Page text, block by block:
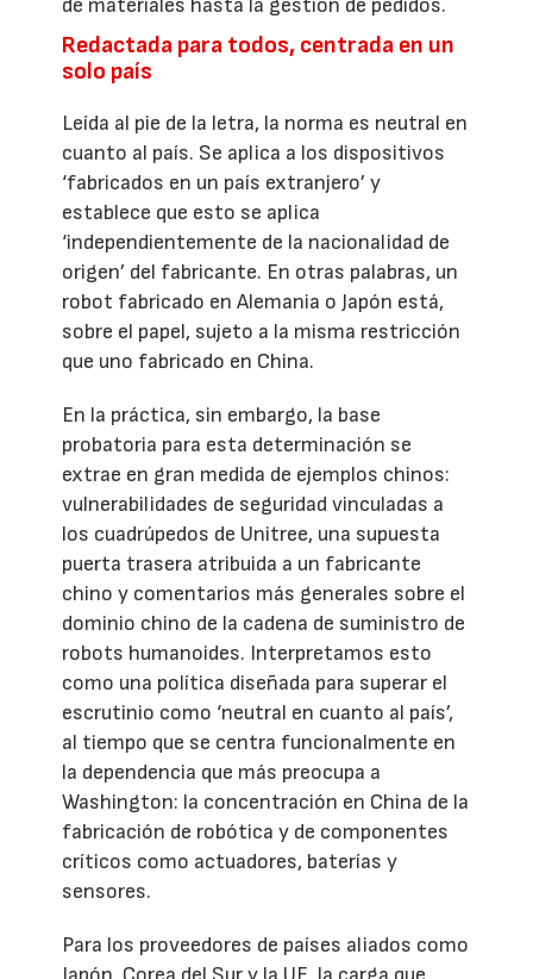
de materiales hasta la gestión de pedidos.
Redactada para todos, centrada en un
solo país
Leída al pie de la letra, la norma es neutral en
cuanto al país. Se aplica a los dispositivos
‘fabricados en un país extranjero’ y
establece que esto se aplica
‘independientemente de la nacionalidad de
origen’ del fabricante. En otras palabras, un
robot fabricado en Alemania o Japón está,
sobre el papel, sujeto a la misma restricción
que uno fabricado en China.
En la práctica, sin embargo, la base
probatoria para esta determinación se
extrae en gran medida de ejemplos chinos:
vulnerabilidades de seguridad vinculadas a
los cuadrúpedos de Unitree, una supuesta
puerta trasera atribuida a un fabricante
chino y comentarios más generales sobre el
dominio chino de la cadena de suministro de
robots humanoides. Interpretamos esto
como una política diseñada para superar el
escrutinio como ‘neutral en cuanto al país’,
al tiempo que se centra funcionalmente en
la dependencia que más preocupa a
Washington: la concentración en China de la
fabricación de robótica y de componentes
críticos como actuadores, baterías y
sensores.
Para los proveedores de países aliados como